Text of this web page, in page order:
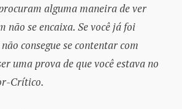
alguma maneira de ver
não se encaixa. Se você já foi
consegue se contentar com
uma prova de que você estava no
Crítico.